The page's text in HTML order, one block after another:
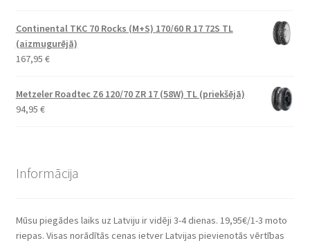
Continental TKC 70 Rocks (M+S) 170/60 R 17 72S TL
(aizmugurējā)
167,95 €
Metzeler Roadtec Z6 120/70 ZR 17 (58W) TL (priekšējā)
94,95 €
Informācija
Mūsu piegādes laiks uz Latviju ir vidēji 3-4 dienas. 19,95€/1-3 moto
riepas. Visas norādītās cenas ietver Latvijas pievienotās vērtības